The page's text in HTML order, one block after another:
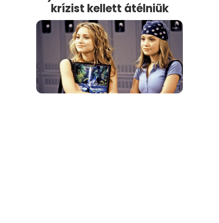
krízist kellett átélniük